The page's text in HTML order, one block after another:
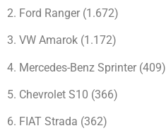
2. Ford Ranger (1.672)
3. VW Amarok (1.172)
4. Mercedes-Benz Sprinter (409)
5. Chevrolet S10 (366)
6. FIAT Strada (362)